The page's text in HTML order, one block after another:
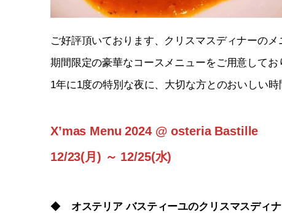
ご好評頂いております、クリスマスディナーのメ
期間限定の豪華なコースメニューをご用意してお
1年に1度の特別な夜に、大切な方とのおいしい時
X’mas Menu 2024 @ osteria Bastille
12/23(月) ～ 12/25(水)
◆ オステリア バスティーユのクリスマスディ